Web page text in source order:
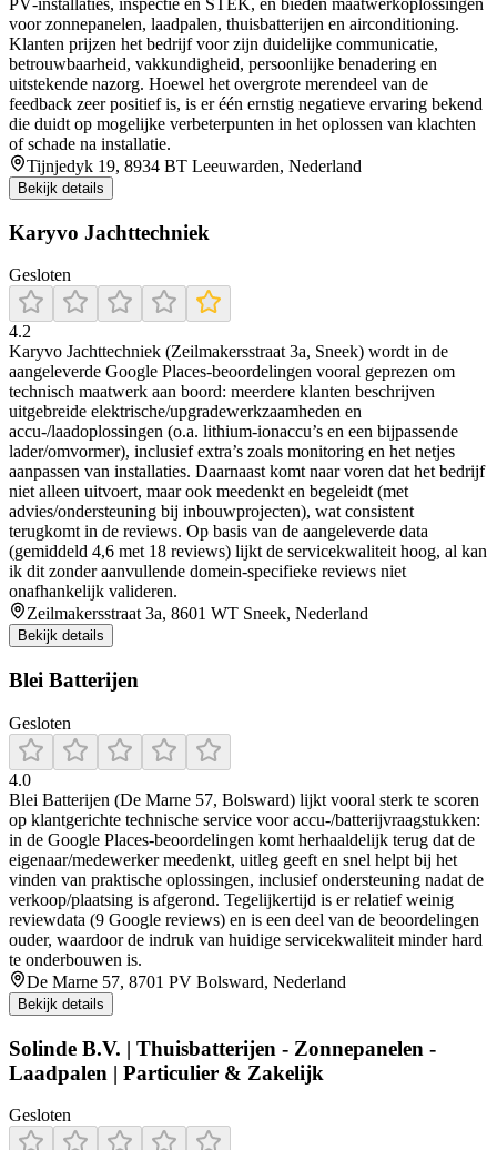
PV‑installaties, inspectie en STEK, en bieden maatwerkoplossingen
voor zonnepanelen, laadpalen, thuisbatterijen en airconditioning.
Klanten prijzen het bedrijf voor zijn duidelijke communicatie,
betrouwbaarheid, vakkundigheid, persoonlijke benadering en
uitstekende nazorg. Hoewel het overgrote merendeel van de
feedback zeer positief is, is er één ernstig negatieve ervaring bekend
die duidt op mogelijke verbeterpunten in het oplossen van klachten
of schade na installatie.
Tijnjedyk 19, 8934 BT Leeuwarden, Nederland
Bekijk details
Karyvo Jachttechniek
Gesloten
4.2
Karyvo Jachttechniek (Zeilmakersstraat 3a, Sneek) wordt in de
aangeleverde Google Places-beoordelingen vooral geprezen om
technisch maatwerk aan boord: meerdere klanten beschrijven
uitgebreide elektrische/upgradewerkzaamheden en
accu-/laadoplossingen (o.a. lithium-ionaccu’s en een bijpassende
lader/omvormer), inclusief extra’s zoals monitoring en het netjes
aanpassen van installaties. Daarnaast komt naar voren dat het bedrijf
niet alleen uitvoert, maar ook meedenkt en begeleidt (met
advies/ondersteuning bij inbouwprojecten), wat consistent
terugkomt in de reviews. Op basis van de aangeleverde data
(gemiddeld 4,6 met 18 reviews) lijkt de servicekwaliteit hoog, al kan
ik dit zonder aanvullende domein-specifieke reviews niet
onafhankelijk valideren.
Zeilmakersstraat 3a, 8601 WT Sneek, Nederland
Bekijk details
Blei Batterijen
Gesloten
4.0
Blei Batterijen (De Marne 57, Bolsward) lijkt vooral sterk te scoren
op klantgerichte technische service voor accu-/batterijvraagstukken:
in de Google Places-beoordelingen komt herhaaldelijk terug dat de
eigenaar/medewerker meedenkt, uitleg geeft en snel helpt bij het
vinden van praktische oplossingen, inclusief ondersteuning nadat de
verkoop/plaatsing is afgerond. Tegelijkertijd is er relatief weinig
reviewdata (9 Google reviews) en is een deel van de beoordelingen
ouder, waardoor de indruk van huidige servicekwaliteit minder hard
te onderbouwen is.
De Marne 57, 8701 PV Bolsward, Nederland
Bekijk details
Solinde B.V. | Thuisbatterijen - Zonnepanelen -
Laadpalen | Particulier & Zakelijk
Gesloten